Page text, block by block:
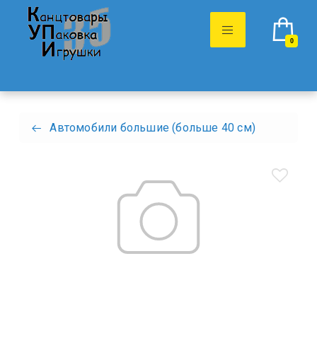
0
Автомобили большие (больше 40 см)